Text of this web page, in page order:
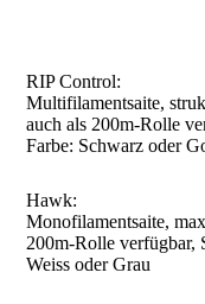
RIP Control:
Multifilamentsaite,
auch als 200m-Rolle
Farbe: Schwarz oder
Hawk:
Monofilamentsaite,
200m-Rolle verfügbar,
Weiss oder Grau